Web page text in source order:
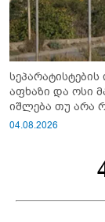
აფხაზი და ოსი
იშლება თუ არა
სისტემა?!
04.08.2026